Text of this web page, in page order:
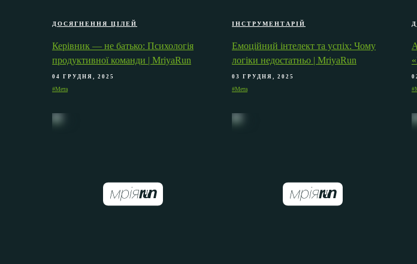
ДОСЯГНЕННЯ ЦІЛЕЙ
Керівник — не батько: Психологія
продуктивної команди | MriyaRun
04 ГРУДНЯ, 2025
#Мета
ІНСТРУМЕНТАРІЙ
Емоційний інтелект та успіх: Чому
логіки недостатньо | MriyaRun
03 ГРУДНЯ, 2025
#Мета